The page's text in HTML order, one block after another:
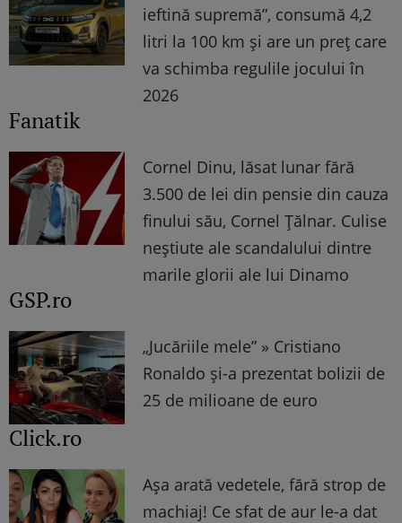
ieftină supremă”, consumă 4,2
litri la 100 km și are un preț care
va schimba regulile jocului în
2026
Fanatik
Cornel Dinu, lăsat lunar fără
3.500 de lei din pensie din cauza
finului său, Cornel Țălnar. Culise
neștiute ale scandalului dintre
marile glorii ale lui Dinamo
GSP.ro
„Jucăriile mele” » Cristiano
Ronaldo și-a prezentat bolizii de
25 de milioane de euro
Click.ro
Așa arată vedetele, fără strop de
machiaj! Ce sfat de aur le-a dat